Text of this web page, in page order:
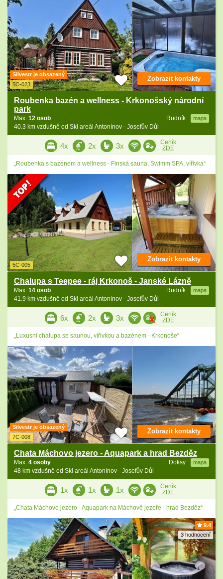
Silvestr je obsazený
5C-023
Roubenka bazén a wellness - Krkonošský národní
park
Rudník mapa
Max. 12 osob
40.3 km vzdušně od Ski areál Antonínov - Josefův Důl
Zobrazit kontakty
4x 2x 3x
Ceník
ZDE
„Roubenka s bazénem a wellness - Finská sauna, Swimm SPA, vířivka“
5C-005
Chalupa s Teepee - ráj Krkonoš - Janské Lázně
Rudník mapa
Max. 14 osob
41.9 km vzdušně od Ski areál Antonínov - Josefův Důl
Zobrazit kontakty
6x 2x 3x
Ceník
ZDE
„Luxusní chalupa se saunou, vířivkou a bazénem - Krkonoše“
Silvestr je obsazený
7C-008
Chata Máchovo jezero - Aquapark a hrad Bezděz
Doksy mapa
Max. 4 osoby
48 km vzdušně od Ski areál Antonínov - Josefův Důl
Zobrazit kontakty
1x 1x 1x
Ceník
ZDE
„Chata Máchovo jezero - Aquapark na Máchově jezeře - hrad Bezděz“
9.4
3 hodnocení